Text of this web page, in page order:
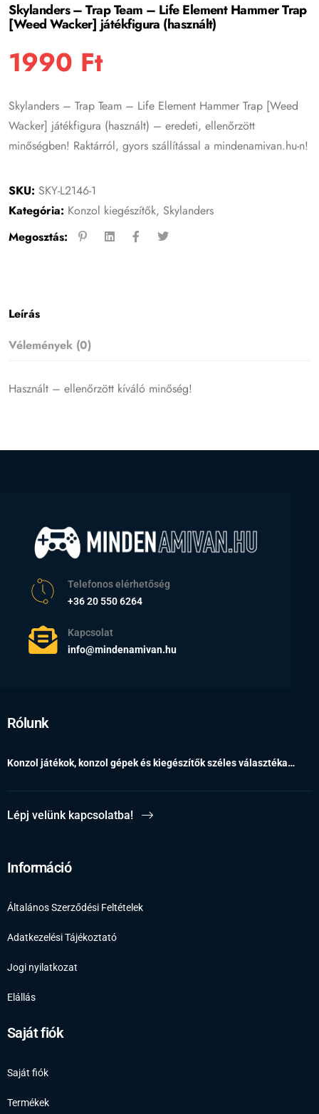
Skylanders – Trap Team – Life Element Hammer Trap
[Weed Wacker] játékfigura (használt)
1990 Ft
Skylanders – Trap Team – Life Element Hammer Trap [Weed
Wacker] játékfigura (használt) – eredeti, ellenőrzött
minőségben! Raktárról, gyors szállítással a mindenamivan.hu-n!
SKU: SKY-L2146-1
Kategória: Konzol kiegészítők, Skylanders
Megosztás:
Leírás
Vélemények (0)
Használt – ellenőrzött kíváló minőség!
Telefonos elérhetőség
+36 20 550 6264
Kapcsolat
info@mindenamivan.hu
Rólunk
Konzol játékok, konzol gépek és kiegészítők széles választéka…
Lépj velünk kapcsolatba!
Információ
Általános Szerződési Feltételek
Adatkezelési Tájékoztató
Jogi nyilatkozat
Elállás
Saját fiók
Saját fiók
Termékek